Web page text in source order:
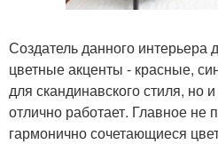
Создатель данного интерьера
цветные акценты - красные,
для скандинавского стиля, но
отлично работает. Главное не
гармонично сочетающиеся